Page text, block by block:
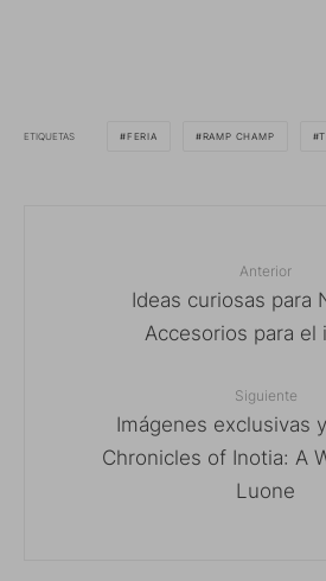
ETIQUETAS FERIA RAMP CHAMP
Anterior
Ideas curiosas para
Accesorios para el
Siguiente
Imágenes exclusivas
Chronicles of Inotia: A
Luone